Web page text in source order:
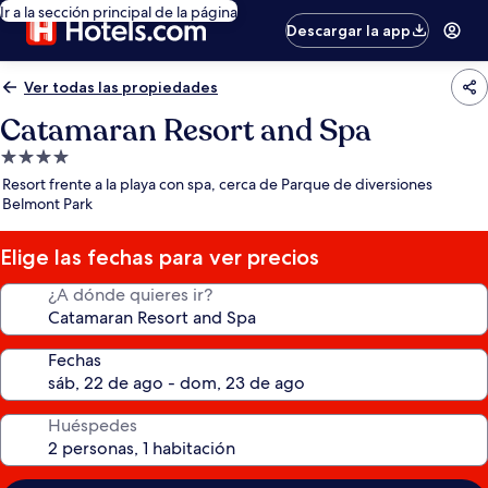
Ir a la sección principal de la página
Descargar la app
Ver todas las propiedades
Catamaran Resort and Spa
Propiedad
de
4.0
estrellas
Resort frente a la playa con spa, cerca de Parque de diversiones
Belmont Park
Elige las fechas para ver precios
¿A dónde quieres ir?
Fechas
Huéspedes